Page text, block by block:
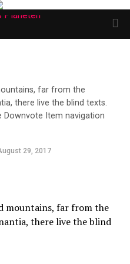
far from the
there live the blind texts.
Downvote Item navigation
29, 2017
mountains, far from the
there live the blind